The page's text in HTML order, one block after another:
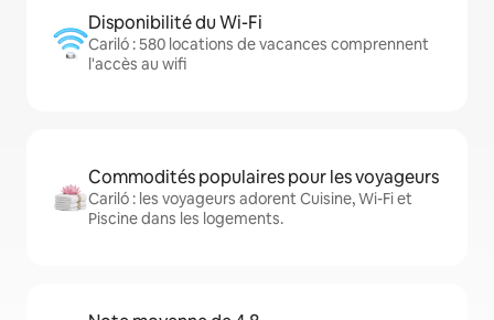
Disponibilité du Wi-Fi
Cariló : 580 locations de vacances comprennent
l'accès au wifi
Commodités populaires pour les voyageurs
Cariló : les voyageurs adorent Cuisine, Wi-Fi et
Piscine dans les logements.